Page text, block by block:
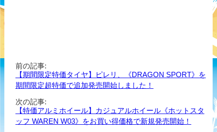
前の記事:
【期間限定特価タイヤ】ピレリ、《DRAGON SPORT》を
期間限定超特価で追加発売開始しました！
次の記事:
【特価アルミホイール】カジュアルホイール《ホットスタ
ッフ WAREN W03》をお買い得価格で新規発売開始！